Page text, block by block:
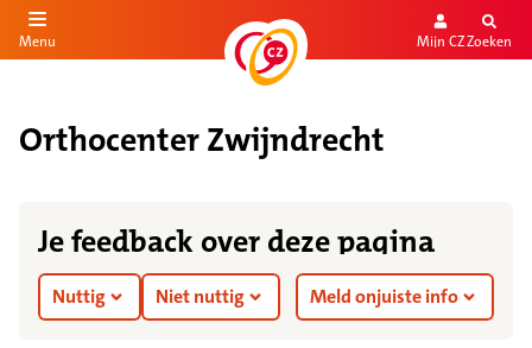
de inhoud
Menu Mijn CZZoeken
Orthocenter Zwijndrecht
Je feedback over deze pagina
Nuttig Niet nuttig Meld onjuiste info